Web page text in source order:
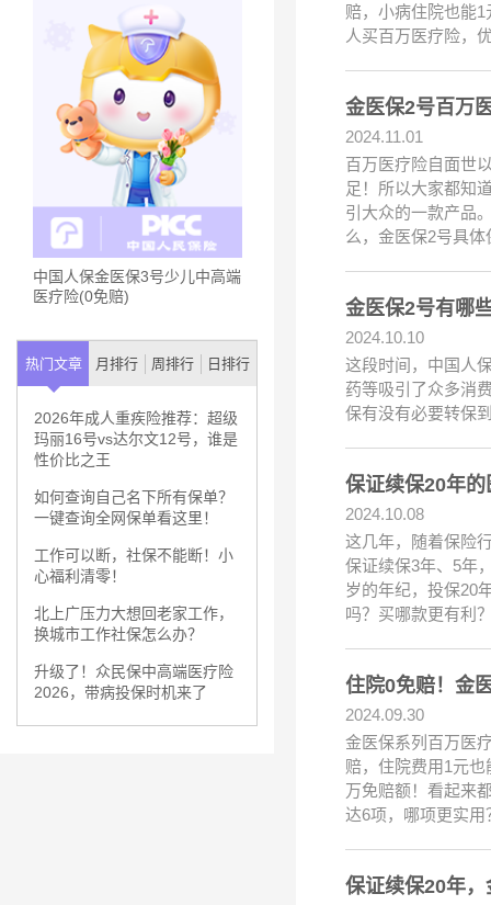
中国人保金医保3号少儿中高端
医疗险(0免赔)
热门文章 月排行 周排行 日排行
2026年成人重疾险推荐：超级
玛丽16号vs达尔文12号，谁是
性价比之王
如何查询自己名下所有保单？
一键查询全网保单看这里！
工作可以断，社保不能断！小
心福利清零！
北上广压力大想回老家工作，
换城市工作社保怎么办？
升级了！众民保中高端医疗险
2026，带病投保时机来了
赔，小病住院也能
人买百万医疗险，
金医保2号百万
2024.11.01
百万医疗险自面世
足！所以大家都知
引大众的一款产品
么，金医保2号具
金医保2号有哪
2024.10.10
这段时间，中国人
药等吸引了众多消
保有没有必要转保
保证续保20年
2024.10.08
这几年，随着保险
保证续保3年、5年
岁的年纪，投保20
吗？买哪款更有利
住院0免赔！金
2024.09.30
金医保系列百万医
赔，住院费用1元
万免赔额！看起来
达6项，哪项更实用
保证续保20年